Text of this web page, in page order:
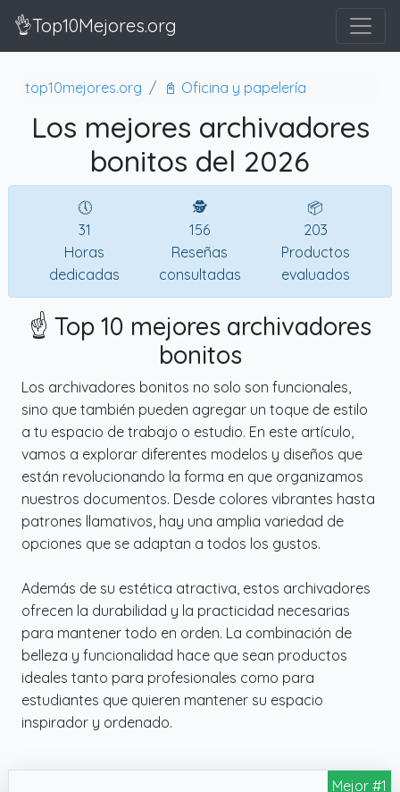
👌Top10Mejores.org
top10mejores.org 📓 Oficina y papelería
Los mejores archivadores
bonitos del 2026
🕔
31
Horas
dedicadas
🕵
156
Reseñas
consultadas
📦
203
Productos
evaluados
☝️ Top 10 mejores archivadores
bonitos
Los archivadores bonitos no solo son funcionales,
sino que también pueden agregar un toque de estilo
a tu espacio de trabajo o estudio. En este artículo,
vamos a explorar diferentes modelos y diseños que
están revolucionando la forma en que organizamos
nuestros documentos. Desde colores vibrantes hasta
patrones llamativos, hay una amplia variedad de
opciones que se adaptan a todos los gustos.
Además de su estética atractiva, estos archivadores
ofrecen la durabilidad y la practicidad necesarias
para mantener todo en orden. La combinación de
belleza y funcionalidad hace que sean productos
ideales tanto para profesionales como para
estudiantes que quieren mantener su espacio
inspirador y ordenado.
Mejor #1